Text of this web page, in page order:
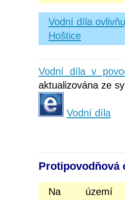
Vodní díla
Hoštice
Vodní díla v
aktualizována ze
Vodní díla
Protipovodňová
Na území